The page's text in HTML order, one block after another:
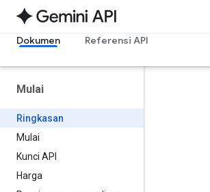
Dokumen Referensi API
Mulai
Ringkasan
Mulai
Kunci API
Harga